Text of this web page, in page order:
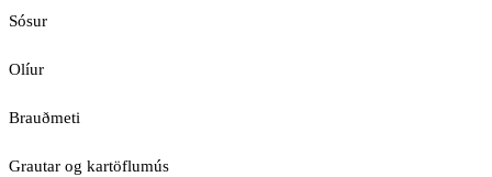
Sósur
Olíur
Brauðmeti
Grautar og kartöflumús